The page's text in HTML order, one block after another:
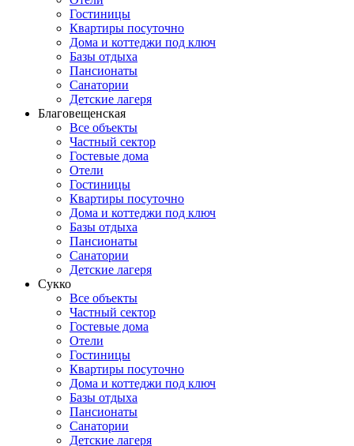
Гостиницы
Квартиры посуточно
Дома и коттеджи под ключ
Базы отдыха
Пансионаты
Санатории
Детские лагеря
Благовещенская
Все объекты
Частный сектор
Гостевые дома
Отели
Гостиницы
Квартиры посуточно
Дома и коттеджи под ключ
Базы отдыха
Пансионаты
Санатории
Детские лагеря
Сукко
Все объекты
Частный сектор
Гостевые дома
Отели
Гостиницы
Квартиры посуточно
Дома и коттеджи под ключ
Базы отдыха
Пансионаты
Санатории
Детские лагеря